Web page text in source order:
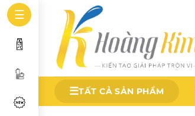
Bỏ
qua
dung
☰TẤT CẢ SẢN PHẨM
☰